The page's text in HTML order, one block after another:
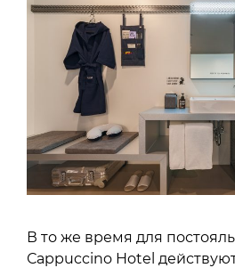
В то же время для
Сappuccino Hotel